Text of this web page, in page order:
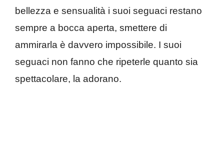
bellezza e sensualità i suoi seguaci restano
sempre a bocca aperta, smettere di
ammirarla è davvero impossibile. I suoi
seguaci non fanno che ripeterle quanto sia
spettacolare, la adorano.